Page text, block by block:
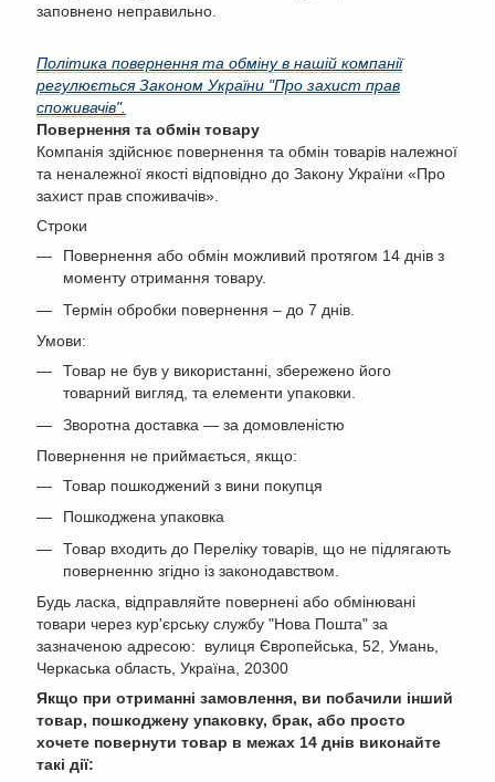
заповнено неправильно.
Політика повернення та обміну в нашій компанії
регулюється Законом України "Про захист прав
споживачів".
Повернення та обмін товару
Компанія здійснює повернення та обмін товарів належної
та неналежної якості відповідно до Закону України «Про
захист прав споживачів».
Строки
Повернення або обмін можливий протягом 14 днів з
моменту отримання товару.
Термін обробки повернення – до 7 днів.
Умови:
Товар не був у використанні, збережено його
товарний вигляд, та елементи упаковки.
Зворотна доставка — за домовленістю
Повернення не приймається, якщо:
Товар пошкоджений з вини покупця
Пошкоджена упаковка
Товар входить до Переліку товарів, що не підлягають
поверненню згідно із законодавством.
Будь ласка, відправляйте повернені або обмінювані
товари через кур'єрську службу "Нова Пошта" за
зазначеною адресою: вулиця Європейська, 52, Умань,
Черкаська область, Україна, 20300
Якщо при отриманні замовлення, ви побачили інший
товар, пошкоджену упаковку, брак, або просто
хочете повернути товар в межах 14 днів виконайте
такі дії: